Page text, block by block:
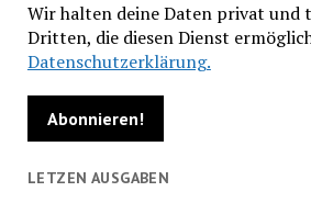
Wir halten deine Daten privat und
Dritten, die diesen Dienst
Datenschutzerklärung.
LETZEN AUSGABEN